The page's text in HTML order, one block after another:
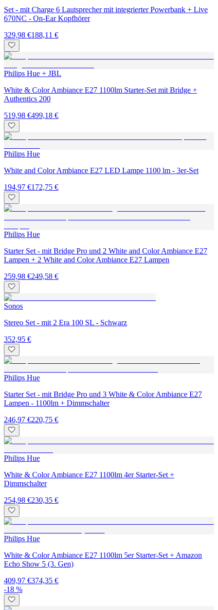
Set - mit Charge 6 Lautsprecher mit integrierter Powerbank + Live
670NC - On-Ear Kopfhörer
329,98 €188,11 €
Philips Hue + JBL
White & Color Ambiance E27 1100lm Starter-Set mit Bridge +
Authentics 200
519,98 €499,18 €
Philips Hue
White and Color Ambiance E27 LED Lampe 1100 lm - 3er-Set
194,97 €172,75 €
Philips Hue
Starter Set - mit Bridge Pro und 2 White and Color Ambiance E27
Lampen + 2 White and Color Ambiance E27 Lampen
259,98 €249,58 €
Sonos
Stereo Set - mit 2 Era 100 SL - Schwarz
352,95 €
Philips Hue
Starter Set - mit Bridge Pro und 3 White & Color Ambiance E27
Lampen - 1100lm + Dimmschalter
246,97 €220,75 €
Philips Hue
White & Color Ambiance E27 1100lm 4er Starter-Set +
Dimmschalter
254,98 €230,35 €
Philips Hue
White & Color Ambiance E27 1100lm 5er Starter-Set + Amazon
Echo Show 5 (3. Gen)
409,97 €374,35 €
-18 %